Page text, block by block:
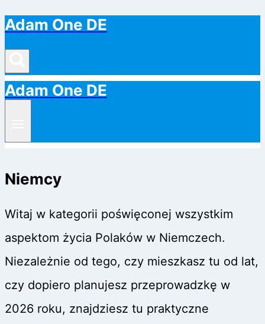
Przejdź
do
treści
Adam One DE
Adam One DE
Niemcy
Witaj w kategorii poświęconej wszystkim
aspektom życia Polaków w Niemczech.
Niezależnie od tego, czy mieszkasz tu od lat,
czy dopiero planujesz przeprowadzkę w
2026 roku, znajdziesz tu praktyczne